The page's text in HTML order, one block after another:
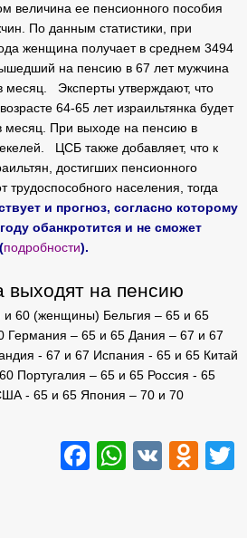
величина ее пенсионного пособия
По данным статистики, при
женщина получает в среднем 3494
на пенсию в 67 лет мужчина
месяц. Эксперты утверждают, что
64-65 лет израильтянка будет
месяц. При выходе на пенсию в
ЦСБ также добавляет, что к
достигших пенсионного
трудоспособного населения, тогда
и прогноз, согласно которому
обанкротится и не сможет
подробности).
выходят на пенсию
и 60 (женщины) Бельгия – 65 и 65
Германия – 65 и 65 Дания – 67 и 67
- 67 и 67 Испания - 65 и 65 Китай
Португалия – 65 и 65 Россия - 65
- 65 и 65 Япония – 70 и 70
Facebook
VK